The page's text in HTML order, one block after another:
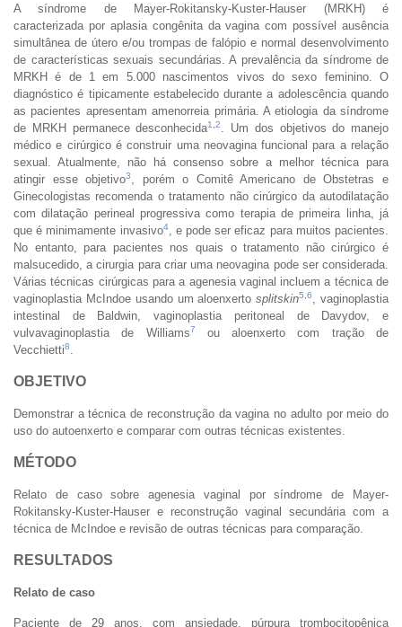
A síndrome de Mayer-Rokitansky-Kuster-Hauser (MRKH) é
caracterizada por aplasia congênita da vagina com possível ausência
simultânea de útero e/ou trompas de falópio e normal desenvolvimento
de características sexuais secundárias. A prevalência da síndrome de
MRKH é de 1 em 5.000 nascimentos vivos do sexo feminino. O
diagnóstico é tipicamente estabelecido durante a adolescência quando
as pacientes apresentam amenorreia primária. A etiologia da síndrome
de MRKH permanece desconhecida1 ,2
. Um dos objetivos do manejo
médico e cirúrgico é construir uma neovagina funcional para a relação
sexual. Atualmente, não há consenso sobre a melhor técnica para
atingir esse objetivo3
, porém o Comitê Americano de Obstetras e
Ginecologistas recomenda o tratamento não cirúrgico da autodilatação
com dilatação perineal progressiva como terapia de primeira linha, já
que é minimamente invasivo4, e pode ser eficaz para muitos pacientes.
No entanto, para pacientes nos quais o tratamento não cirúrgico é
malsucedido, a cirurgia para criar uma neovagina pode ser considerada.
Várias técnicas cirúrgicas para a agenesia vaginal incluem a técnica de
vaginoplastia McIndoe usando um aloenxertosplitskin5 ,6
, vaginoplastia
intestinal de Baldwin, vaginoplastia peritoneal de Davydov, e
vulvavaginoplastia de Williams7
ou aloenxerto com tração de
Vecchietti8
OBJETIVO
Demonstrar a técnica de reconstrução da vagina no adulto por meio do
uso do autoenxerto e comparar com outras técnicas existentes.
MÉTODO
Relato de caso sobre agenesia vaginal por síndrome de Mayer-
Rokitansky-Kuster-Hauser e reconstrução vaginal secundária com a
técnica de McIndoe e revisão de outras técnicas para comparação.
RESULTADOS
Relato de caso
Paciente de 29 anos, com ansiedade, púrpura trombocitopênica